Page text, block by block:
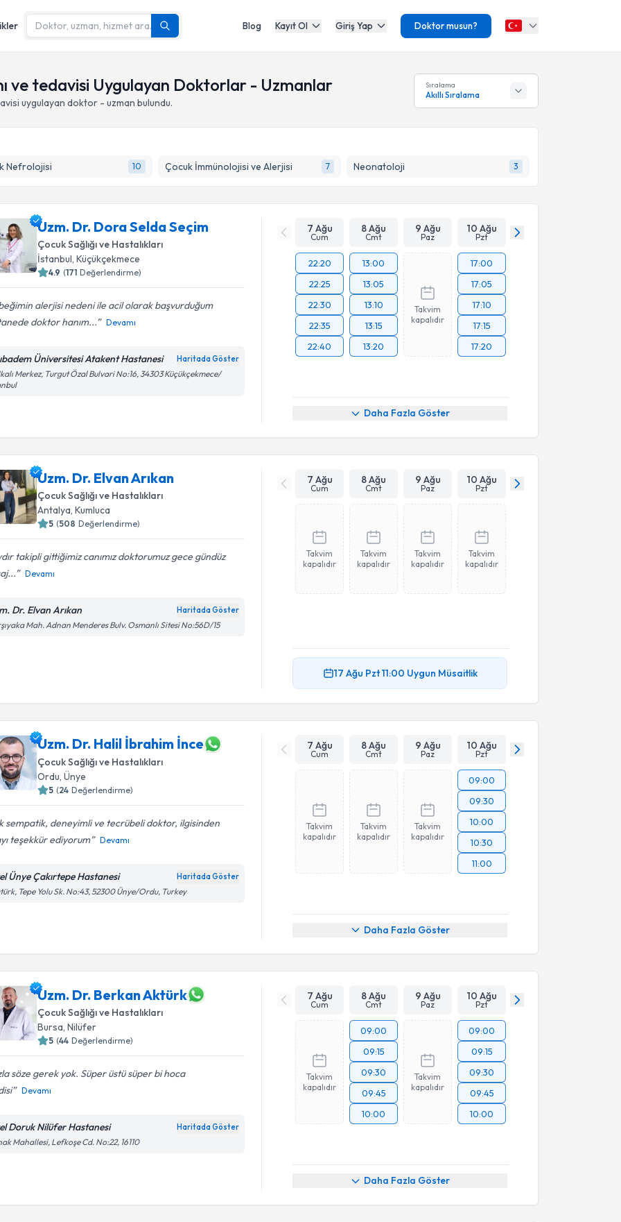
Blog Kayıt Ol Giriş Yap Doktor musun?
ve tedavisi Uygulayan Doktorlar - Uzmanlar
uygulayan doktor - uzman bulundu.
Sıralama
Akıllı Sıralama
Nefrolojisi 10 Çocuk İmmünolojisi ve Alerjisi 7 Neonatoloji 3
Uzm. Dr. Dora Selda Seçim
Çocuk Sağlığı ve Hastalıkları
İstanbul,Küçükçekmece
4.9 (171 Değerlendirme)
alerjisi nedeni ile acil olarak başvurduğum
doktor hanım...
Devamı
Üniversitesi Atakent Hastanesi Haritada Göster
Merkez, Turgut Özal Bulvari No:16, 34303 Küçükçekmece/
7 Ağu
Cum
8 Ağu
Cmt
9 Ağu
Paz
10 Ağu
Pzt
22:20
22:25
22:30
22:35
22:40
13:00
13:05
13:10
13:15
13:20
Takvim
kapalıdır
17:00
17:05
17:10
17:15
17:20
Daha Fazla Göster
Uzm. Dr. Elvan Arıkan
Çocuk Sağlığı ve Hastalıkları
Antalya ,Kumluca
5 (508 Değerlendirme)
takipli gittiğimiz canımız doktorumuz️ gece gündüz
Devamı
Dr. Elvan Arıkan Haritada Göster
Mah. Adnan Menderes Bulv. Osmanlı Sitesi No:56D/15
7 Ağu
Cum
8 Ağu
Cmt
9 Ağu
Paz
10 Ağu
Pzt
Takvim
kapalıdır
Takvim
kapalıdır
Takvim
kapalıdır
Takvim
kapalıdır
17 Ağu Pzt11:00 Uygun Müsaitlik
Uzm. Dr. Halil İbrahim İnce
Çocuk Sağlığı ve Hastalıkları
Ordu ,Ünye
5 (24 Değerlendirme)
sempatik, deneyimli ve tecrübeli doktor, ilgisinden
teşekkür ediyorum
Devamı
Ünye Çakırtepe Hastanesi Haritada Göster
Tepe Yolu Sk. No:43, 52300 Ünye/Ordu, Turkey
7 Ağu
Cum
8 Ağu
Cmt
9 Ağu
Paz
10 Ağu
Pzt
Takvim
kapalıdır
Takvim
kapalıdır
Takvim
kapalıdır
09:00
09:30
10:00
10:30
11:00
Daha Fazla Göster
Uzm. Dr. Berkan Aktürk
Çocuk Sağlığı ve Hastalıkları
Bursa,Nilüfer
5 (44 Değerlendirme)
söze gerek yok. Süper üstü süper bi hoca
Devamı
Doruk Nilüfer Hastanesi Haritada Göster
Mahallesi, Lefkoşe Cd. No:22, 16110
7 Ağu
Cum
8 Ağu
Cmt
9 Ağu
Paz
10 Ağu
Pzt
Takvim
kapalıdır
09:00
09:15
09:30
09:45
10:00
Takvim
kapalıdır
09:00
09:15
09:30
09:45
10:00
Daha Fazla Göster